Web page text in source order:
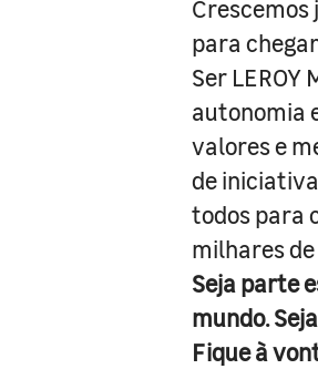
Crescemos
para
Ser LEROY
autonomia
valores e
de
todos para
milhares
Seja parte
mundo.
Fique à